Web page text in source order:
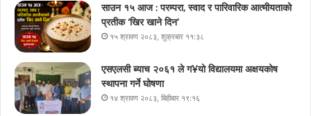
साउन १५ आज : परम्परा, स्वाद र पारिवारिक आत्मीयताको
प्रतीक ‘खिर खाने दिन’
१५ श्रावण २०८३, शुक्रबार ११:३८
एसएलसी ब्याच २०६१ ले ग¥यो विद्यालयमा अक्षयकोष
स्थापना गर्ने घोषणा
१४ श्रावण २०८३, बिहीबार १९:१६